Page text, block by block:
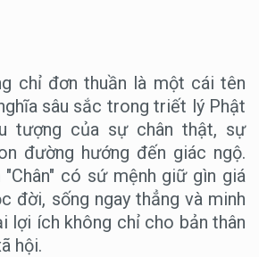
chỉ đơn thuần là một cái tên
sâu sắc trong triết lý Phật
tượng của sự chân thật, sự
đường hướng đến giác ngộ.
có sứ mệnh giữ gìn giá
đời, sống ngay thẳng và minh
lợi ích không chỉ cho bản thân
hội.